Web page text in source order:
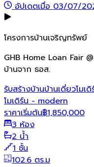
อัปเดตเมื่อ 03/07/
โครงการบ้านเจริญทรัพย์
GHB Home Loan Fair
บ้านจาก ธอส.
รับสร้างบ้านบ้านเดี่ยวโมเ
โมเดิร์น - modern
ราคาเริ่มต้น฿1,850,000
3 ห้อง
2 น้ำ
1 ชั้น
102.6 ตร.ม